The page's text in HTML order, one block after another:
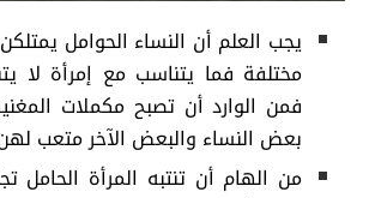
يجب العلم أن النساء الحوامل
مختلفة فما يتناسب مع إمرأة لا
فمن الوارد أن تصبح مكملات
بعض النساء والبعض الآخر متعب
من الهام أن تنتبه المرأة الحامل